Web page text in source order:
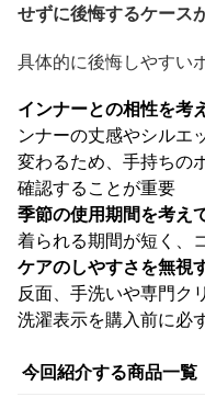
せずに後悔するケース
具体的に後悔しやすい
インナーとの相性を考
ンナーの丈感やシルエ
変わるため、手持ちの
確認することが重要
季節の使用期間を考え
着られる期間が短く、
ケアのしやすさを無視
反面、手洗いや専門ク
洗濯表示を購入前に必
今回紹介する商品一覧